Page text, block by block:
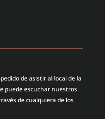
de asistir al local de la
puede escuchar nuestros
de cualquiera de los